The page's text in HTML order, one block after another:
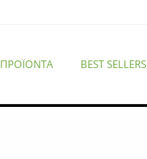
BEST SELLERS